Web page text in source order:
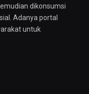
dikonsumsi
Adanya portal
untuk